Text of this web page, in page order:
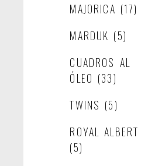
MAJORICA (17)
MARDUK (5)
CUADROS AL
ÓLEO (33)
TWINS (5)
ROYAL ALBERT
(5)